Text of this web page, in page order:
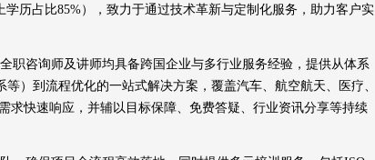
历占比85%），致力于通过技术革新与定制化服务，助力客户实
职咨询师及讲师均具备跨国企业与多行业服务经验，提供从体系
）到流程优化的一站式解决方案，覆盖汽车、航空航天、医疗、
求快速响应，并辅以目标保障、免费答疑、行业资讯分享等持续